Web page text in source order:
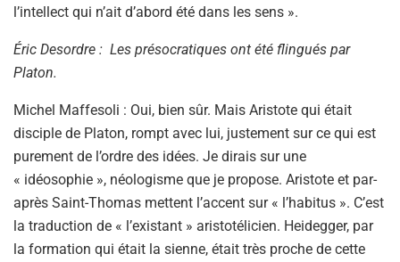
l’intellect qui n’ait d’abord été dans les sens ».
Éric Desordre : Les présocratiques ont été flingués par
Platon.
Michel Maffesoli : Oui, bien sûr. Mais Aristote qui était
disciple de Platon, rompt avec lui, justement sur ce qui est
purement de l’ordre des idées. Je dirais sur une
« idéosophie », néologisme que je propose. Aristote et par-
après Saint-Thomas mettent l’accent sur « l’habitus ». C’est
la traduction de « l’existant » aristotélicien. Heidegger, par
la formation qui était la sienne, était très proche de cette